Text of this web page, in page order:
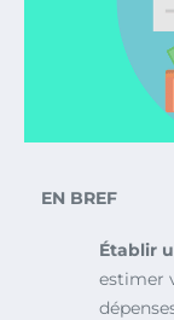
EN BREF
Établir
estimer